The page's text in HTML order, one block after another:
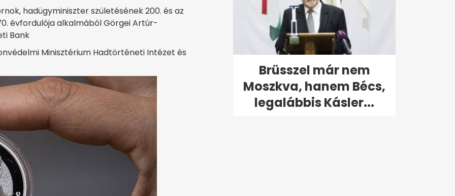
hadügyminiszter születésének 200. és az
évfordulója alkalmából Görgei Artúr-
Bank
Minisztérium Hadtörténeti Intézet és
Brüsszel már nem
Moszkva, hanem Bécs,
legalábbis Kásler...